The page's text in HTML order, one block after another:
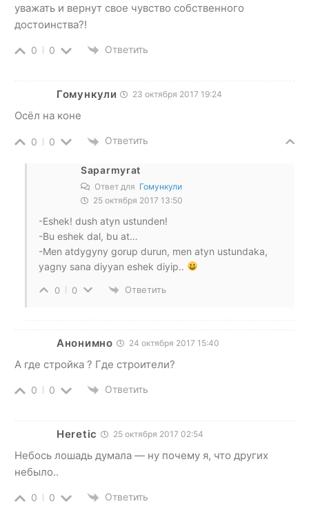
уважать и вернут свое чувство собственного
достоинства?!
0 0 Ответить
Гомункули 23 октября 2017 19:24
Осёл на коне
0 0 Ответить
Saparmyrat
Ответ для Гомункули
25 октября 2017 13:50
-Eshek! dush atyn ustunden!
-Bu eshek dal, bu at…
-Men atdygyny gorup durun, men atyn ustundaka,
yagny sana diyyan eshek diyip..
0 0 Ответить
Анонимно 24 октября 2017 15:40
А где стройка ? Где строители?
0 0 Ответить
Heretic 25 октября 2017 02:54
Небось лошадь думала — ну почему я, что других
небыло..
0 0 Ответить